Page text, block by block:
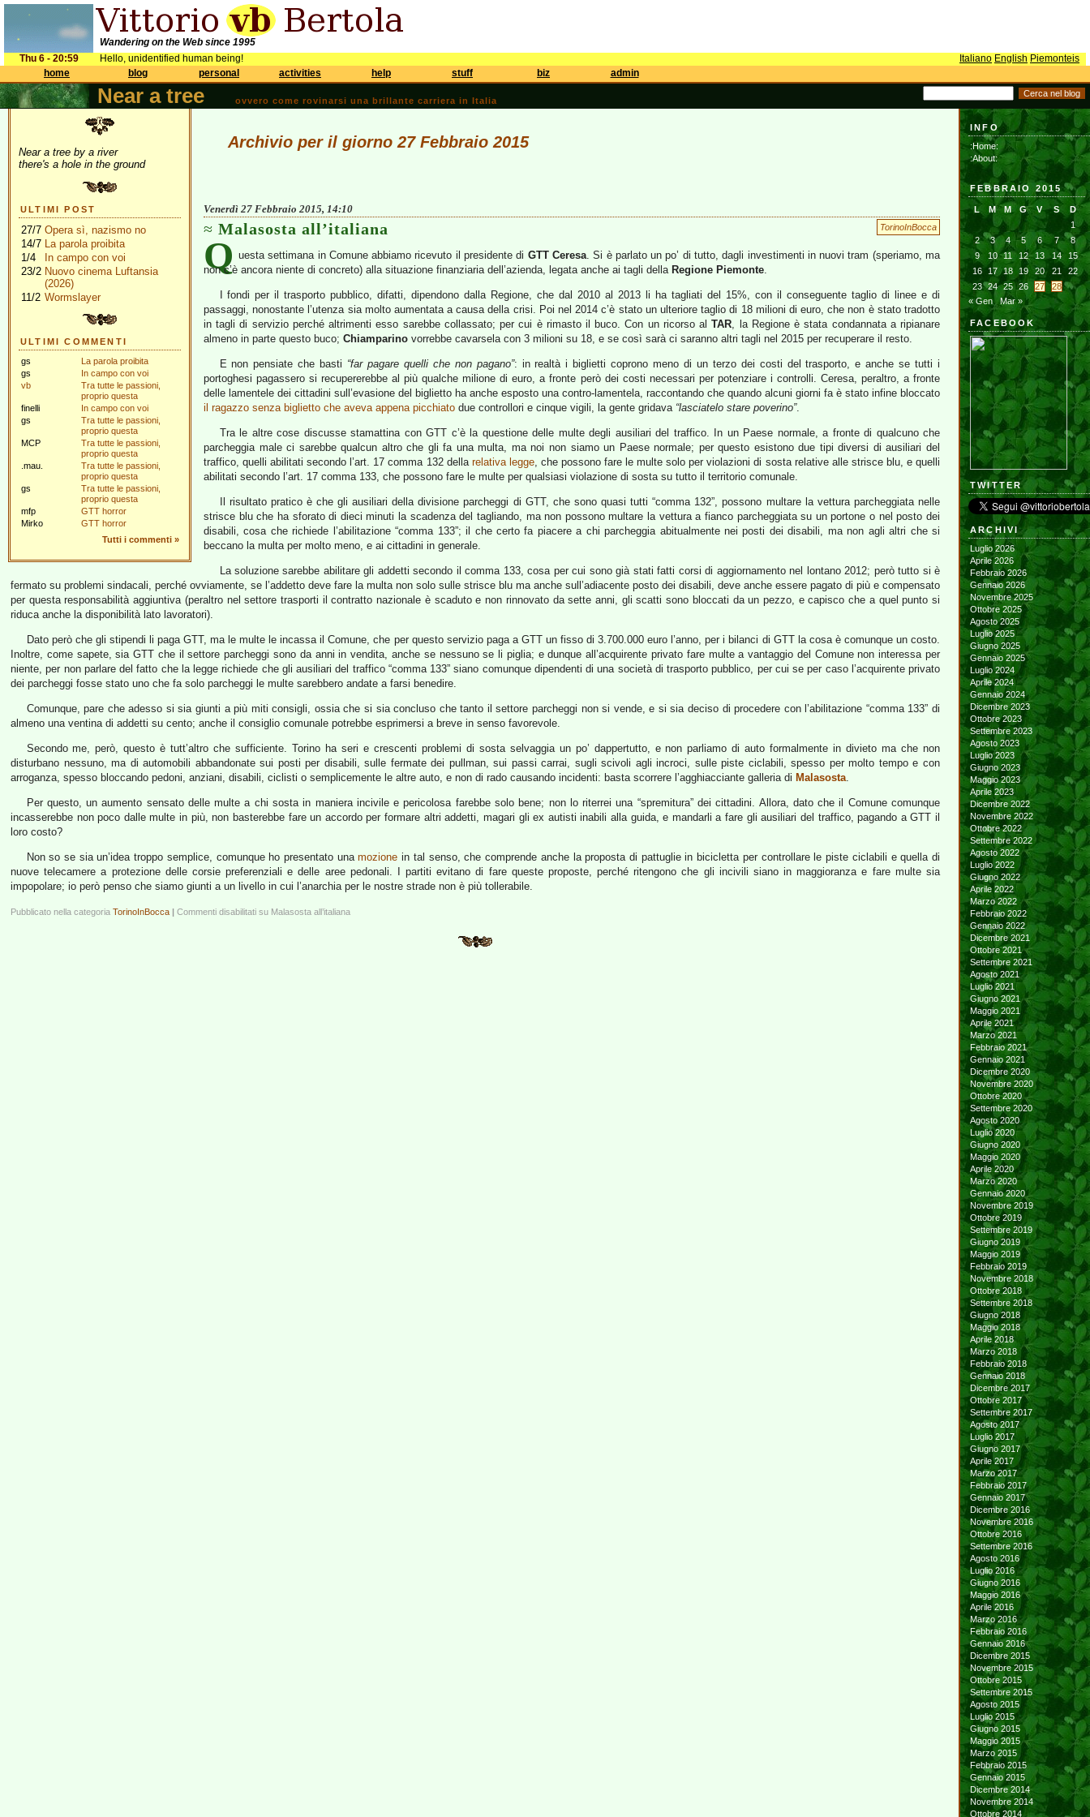
Wandering on the Web since 1995
Thu 6 - 20:59
Hello, unidentified human being! Italiano English Piemonteis
home
blog personal activities help stuff biz admin
Near a tree ovvero come rovinarsi una brillante carriera in Italia
Near a tree by a river
there's a hole in the ground
ULTIMI POST
27/7 Opera sì, nazismo no
14/7 La parola proibita
1/4
In campo con voi
23/2 Nuovo cinema Luftansia
(2026)
11/2 Wormslayer
ULTIMI COMMENTI
gs
La parola proibita
gs
In campo con voi
vb
Tra tutte le passioni,
proprio questa
finelli
In campo con voi
gs
Tra tutte le passioni,
proprio questa
MCP
Tra tutte le passioni,
proprio questa
.mau.
Tra tutte le passioni,
proprio questa
gs
Tra tutte le passioni,
proprio questa
mfp
GTT horror
Mirko
GTT horror
Tutti i commenti »
Archivio per il giorno 27 Febbraio 2015
Venerdì 27 Febbraio 2015, 14:10
TorinoInBocca
Malasosta all’italiana
Q uesta settimana in Comune abbiamo ricevuto il presidente di GTT Ceresa. Si è parlato un po’ di tutto, dagli investimenti in nuovi tram (speriamo, ma
non c’è ancora niente di concreto) alla situazione finanziaria dell’azienda, legata anche ai tagli della Regione Piemonte.
I fondi per il trasporto pubblico, difatti, dipendono dalla Regione, che dal 2010 al 2013 li ha tagliati del 15%, con il conseguente taglio di linee e di
passaggi, nonostante l’utenza sia molto aumentata a causa della crisi. Poi nel 2014 c’è stato un ulteriore taglio di 18 milioni di euro, che non è stato tradotto
in tagli di servizio perché altrimenti esso sarebbe collassato; per cui è rimasto il buco. Con un ricorso alTAR, la Regione è stata condannata a ripianare
almeno in parte questo buco; Chiamparino vorrebbe cavarsela con 3 milioni su 18, e se così sarà ci saranno altri tagli nel 2015 per recuperare il resto.
E non pensiate che basti “far pagare quelli che non pagano”: in realtà i biglietti coprono meno di un terzo dei costi del trasporto, e anche se tutti i
portoghesi pagassero si recupererebbe al più qualche milione di euro, a fronte però dei costi necessari per potenziare i controlli. Ceresa, peraltro, a fronte
delle lamentele dei cittadini sull’evasione del biglietto ha anche esposto una contro-lamentela, raccontando che quando alcuni giorni fa è stato infine bloccato
il ragazzo senza biglietto che aveva appena picchiato due controllori e cinque vigili, la gente gridava “lasciatelo stare poverino”.
Tra le altre cose discusse stamattina con GTT c’è la questione delle multe degli ausiliari del traffico. In un Paese normale, a fronte di qualcuno che
parcheggia male ci sarebbe qualcun altro che gli fa una multa, ma noi non siamo un Paese normale; per questo esistono due tipi diversi di ausiliari del
traffico, quelli abilitati secondo l’art. 17 comma 132 della relativa legge, che possono fare le multe solo per violazioni di sosta relative alle strisce blu, e quelli
abilitati secondo l’art. 17 comma 133, che possono fare le multe per qualsiasi violazione di sosta su tutto il territorio comunale.
Il risultato pratico è che gli ausiliari della divisione parcheggi di GTT, che sono quasi tutti “comma 132”, possono multare la vettura parcheggiata nelle
strisce blu che ha sforato di dieci minuti la scadenza del tagliando, ma non possono multare la vettura a fianco parcheggiata su un portone o nel posto dei
disabili, cosa che richiede l’abilitazione “comma 133”; il che certo fa piacere a chi parcheggia abitualmente nei posti dei disabili, ma non agli altri che si
beccano la multa per molto meno, e ai cittadini in generale.
La soluzione sarebbe abilitare gli addetti secondo il comma 133, cosa per cui sono già stati fatti corsi di aggiornamento nel lontano 2012; però tutto si è
fermato su problemi sindacali, perché ovviamente, se l’addetto deve fare la multa non solo sulle strisce blu ma anche sull’adiacente posto dei disabili, deve anche essere pagato di più e compensato
per questa responsabilità aggiuntiva (peraltro nel settore trasporti il contratto nazionale è scaduto e non rinnovato da sette anni, gli scatti sono bloccati da un pezzo, e capisco che a quel punto si
riduca anche la disponibilità lato lavoratori).
Dato però che gli stipendi li paga GTT, ma le multe le incassa il Comune, che per questo servizio paga a GTT un fisso di 3.700.000 euro l’anno, per i bilanci di GTT la cosa è comunque un costo.
Inoltre, come sapete, sia GTT che il settore parcheggi sono da anni in vendita, anche se nessuno se li piglia; e dunque all’acquirente privato fare multe a vantaggio del Comune non interessa per
niente, per non parlare del fatto che la legge richiede che gli ausiliari del traffico “comma 133” siano comunque dipendenti di una società di trasporto pubblico, per cui se per caso l’acquirente privato
dei parcheggi fosse stato uno che fa solo parcheggi le multe sarebbero andate a farsi benedire.
Comunque, pare che adesso si sia giunti a più miti consigli, ossia che si sia concluso che tanto il settore parcheggi non si vende, e si sia deciso di procedere con l’abilitazione “comma 133” di
almeno una ventina di addetti su cento; anche il consiglio comunale potrebbe esprimersi a breve in senso favorevole.
Secondo me, però, questo è tutt’altro che sufficiente. Torino ha seri e crescenti problemi di sosta selvaggia un po’ dappertutto, e non parliamo di auto formalmente in divieto ma che non
disturbano nessuno, ma di automobili abbandonate sui posti per disabili, sulle fermate dei pullman, sui passi carrai, sugli scivoli agli incroci, sulle piste ciclabili, spesso per molto tempo e con
arroganza, spesso bloccando pedoni, anziani, disabili, ciclisti o semplicemente le altre auto, e non di rado causando incidenti: basta scorrere l’agghiacciante galleria di Malasosta.
Per questo, un aumento sensato delle multe a chi sosta in maniera incivile e pericolosa farebbe solo bene; non lo riterrei una “spremitura” dei cittadini. Allora, dato che il Comune comunque
incasserebbe non poco dalle multe in più, non basterebbe fare un accordo per formare altri addetti, magari gli ex autisti inabili alla guida, e mandarli a fare gli ausiliari del traffico, pagando a GTT il
loro costo?
Non so se sia un’idea troppo semplice, comunque ho presentato unamozione in tal senso, che comprende anche la proposta di pattuglie in bicicletta per controllare le piste ciclabili e quella di
nuove telecamere a protezione delle corsie preferenziali e delle aree pedonali. I partiti evitano di fare queste proposte, perché ritengono che gli incivili siano in maggioranza e fare multe sia
impopolare; io però penso che siamo giunti a un livello in cui l’anarchia per le nostre strade non è più tollerabile.
Pubblicato nella categoria TorinoInBocca | Commenti disabilitati su Malasosta all’italiana
INFO
:Home:
:About:
FEBBRAIO 2015
L M M G V S
D
1
2
3 4 5 6 7
8
9
10 11 12 13 14
15
16
17 18 19 20 21
22
23 24 25 26 27
28
« Gen
Mar »
FACEBOOK
TWITTER
ARCHIVI
Luglio 2026
Aprile 2026
Febbraio 2026
Gennaio 2026
Novembre 2025
Ottobre 2025
Agosto 2025
Luglio 2025
Giugno 2025
Gennaio 2025
Luglio 2024
Aprile 2024
Gennaio 2024
Dicembre 2023
Ottobre 2023
Settembre 2023
Agosto 2023
Luglio 2023
Giugno 2023
Maggio 2023
Aprile 2023
Dicembre 2022
Novembre 2022
Ottobre 2022
Settembre 2022
Agosto 2022
Luglio 2022
Giugno 2022
Aprile 2022
Marzo 2022
Febbraio 2022
Gennaio 2022
Dicembre 2021
Ottobre 2021
Settembre 2021
Agosto 2021
Luglio 2021
Giugno 2021
Maggio 2021
Aprile 2021
Marzo 2021
Febbraio 2021
Gennaio 2021
Dicembre 2020
Novembre 2020
Ottobre 2020
Settembre 2020
Agosto 2020
Luglio 2020
Giugno 2020
Maggio 2020
Aprile 2020
Marzo 2020
Gennaio 2020
Novembre 2019
Ottobre 2019
Settembre 2019
Giugno 2019
Maggio 2019
Febbraio 2019
Novembre 2018
Ottobre 2018
Settembre 2018
Giugno 2018
Maggio 2018
Aprile 2018
Marzo 2018
Febbraio 2018
Gennaio 2018
Dicembre 2017
Ottobre 2017
Settembre 2017
Agosto 2017
Luglio 2017
Giugno 2017
Aprile 2017
Marzo 2017
Febbraio 2017
Gennaio 2017
Dicembre 2016
Novembre 2016
Ottobre 2016
Settembre 2016
Agosto 2016
Luglio 2016
Giugno 2016
Maggio 2016
Aprile 2016
Marzo 2016
Febbraio 2016
Gennaio 2016
Dicembre 2015
Novembre 2015
Ottobre 2015
Settembre 2015
Agosto 2015
Luglio 2015
Giugno 2015
Maggio 2015
Marzo 2015
Febbraio 2015
Gennaio 2015
Dicembre 2014
Novembre 2014
Ottobre 2014